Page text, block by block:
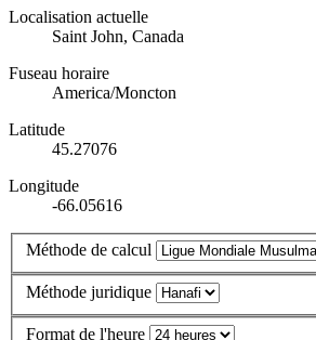
Localisation actuelle
Saint John, Canada
Fuseau horaire
America/Moncton
Latitude
45.27076
Longitude
-66.05616
Méthode de calcul
Méthode juridique
Format de l'heure